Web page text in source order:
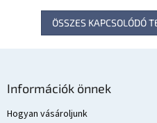
ÖSSZES KAPCSOLÓDÓ
Információk önnek
Hogyan vásároljunk